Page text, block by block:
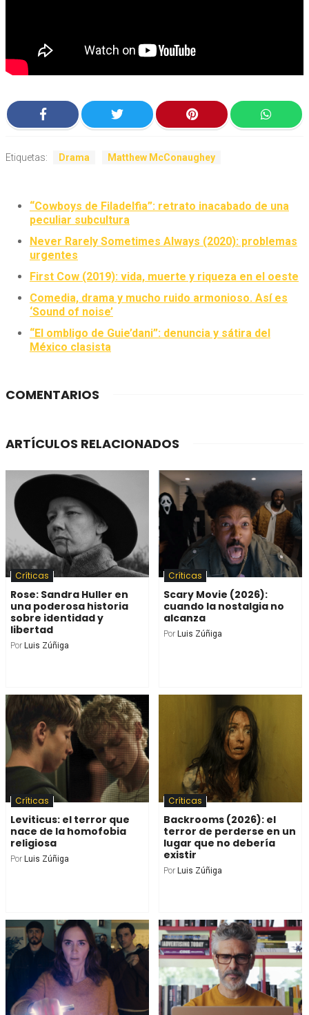
Etiquetas: Drama Matthew McConaughey
“Cowboys de Filadelfia”: retrato inacabado de una
peculiar subcultura
Never Rarely Sometimes Always (2020): problemas
urgentes
First Cow (2019): vida, muerte y riqueza en el oeste
Comedia, drama y mucho ruido armonioso. Así es
‘Sound of noise’
“El ombligo de Guie’dani”: denuncia y sátira del
México clasista
COMENTARIOS
ARTÍCULOS RELACIONADOS
Críticas
Rose: Sandra Huller en
una poderosa historia
sobre identidad y
libertad
Por Luis Zúñiga
Críticas
Scary Movie (2026):
cuando la nostalgia no
alcanza
Por Luis Zúñiga
Críticas
Leviticus: el terror que
nace de la homofobia
religiosa
Por Luis Zúñiga
Críticas
Backrooms (2026): el
terror de perderse en un
lugar que no debería
existir
Por Luis Zúñiga